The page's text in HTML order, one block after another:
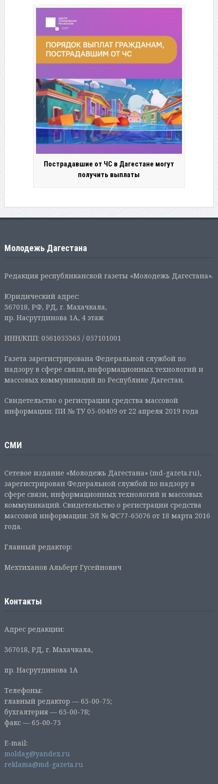
Пострадавшие от ЧС в Дагестане могут
получить выплаты
Молодежь Дагестана
Редакция республиканской газеты «Молодежь Дагестана».
Юридический адрес:
367018, РФ, РД, г. Махачкала,
пр. Насрутдинова 1А, 4 этаж
ИНН/КПП: 0561055365 / 057101001
Газета зарегистрирована Федеральной службой по
надзору в сфере связи, информационных технологий и
массовых коммуникаций по Республике Дагестан.
Свидетельство о регистрации средства массовой
информации: ПИ № ТУ 05-00409 от 22 апреля 2019 года
СМИ
Сетевое издание «Молодежь Дагестана» (md-gazeta.ru),
зарегистрирован Федеральной службой по надзору в
сфере связи, информационных технологий и массовых
коммуникаций. Свидетельство о регистрации средства
массовой информации: ЭЛ № ФС77-65076 от 18 марта 2016
года.
Главный редактор:
Мехтиханов Альберт Гусейнович
Контакты
Адрес редакции:
367018, РД, г. Махачкала,
пр. Насрутдинова 1А
Телефоны:
главный редактор — 65-00-75;
бухгалтерия — 65-00-78;
факс — 65-00-75
E-mail:
moldag@yandex.ru
reklama@md-gazeta.ru